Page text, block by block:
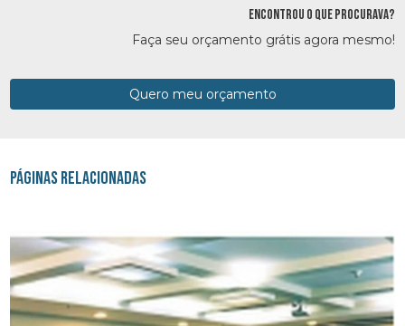
ENCONTROU O QUE PROCURAVA?
Faça seu orçamento grátis agora mesmo!
Quero meu orçamento
Páginas Relacionadas